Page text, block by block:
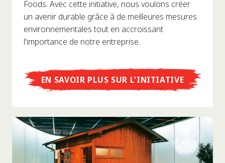
Foods. Avec cette initiative, nous voulons créer
un avenir durable grâce à de meilleures mesures
environnementales tout en accroissant
l'importance de notre entreprise.
EN SAVOIR PLUS SUR L'INITIATIVE